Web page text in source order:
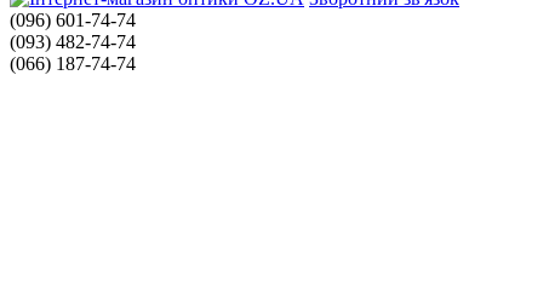
(096) 601-74-74
(093) 482-74-74
(066) 187-74-74